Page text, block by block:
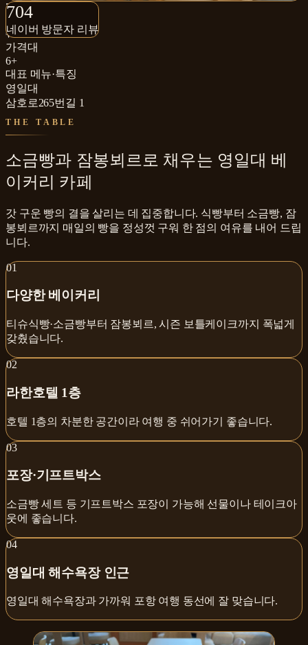
704
네이버 방문자 리뷰
704+
네이버 방문자 리뷰
₩
가격대
6+
대표 메뉴·특징
영일대
삼호로265번길 1
THE TABLE
소금빵과 잠봉뵈르로 채우는 영일대 베
이커리 카페
갓 구운 빵의 결을 살리는 데 집중합니다. 식빵부터 소금빵, 잠
봉뵈르까지 매일의 빵을 정성껏 구워 한 점의 여유를 내어 드립
니다.
01
다양한 베이커리
티슈식빵·소금빵부터 잠봉뵈르, 시즌 보틀케이크까지 폭넓게
갖췄습니다.
02
라한호텔 1층
호텔 1층의 차분한 공간이라 여행 중 쉬어가기 좋습니다.
03
포장·기프트박스
소금빵 세트 등 기프트박스 포장이 가능해 선물이나 테이크아
웃에 좋습니다.
04
영일대 해수욕장 인근
영일대 해수욕장과 가까워 포항 여행 동선에 잘 맞습니다.